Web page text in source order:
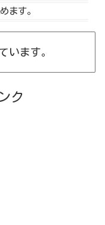
ます。
います。
ク